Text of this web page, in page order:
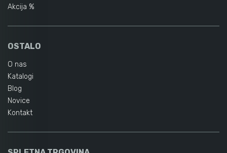
Akcija %
OSTALO
O nas
Katalogi
Blog
Novice
Kontakt